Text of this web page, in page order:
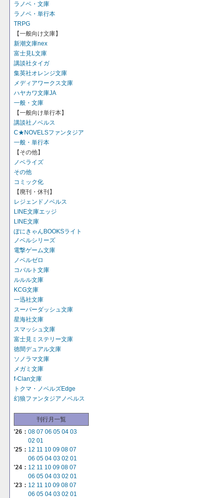
ラノベ・文庫
ラノベ・単行本
TRPG
【一般向け文庫】
新潮文庫nex
富士見L文庫
講談社タイガ
集英社オレンジ文庫
メディアワークス文庫
ハヤカワ文庫JA
一般・文庫
【一般向け単行本】
講談社ノベルス
C★NOVELSファンタジア
一般・単行本
【その他】
ノベライズ
その他
コミック化
【廃刊・休刊】
レジェンドノベルス
LINE文庫エッジ
LINE文庫
ぽにきゃんBOOKSライト
ノベルシリーズ
電撃ゲーム文庫
ノベルゼロ
コバルト文庫
ルルル文庫
KCG文庫
一迅社文庫
スーパーダッシュ文庫
星海社文庫
スマッシュ文庫
富士見ミステリー文庫
徳間デュアル文庫
ソノラマ文庫
メガミ文庫
f-Clan文庫
トクマ・ノベルズEdge
幻狼ファンタジアノベルス
刊行月一覧
'26： 08 07 06 05 04 03
02 01
'25： 12 11 10 09 08 07
06 05 04 03 02 01
'24： 12 11 10 09 08 07
06 05 04 03 02 01
'23： 12 11 10 09 08 07
06 05 04 03 02 01